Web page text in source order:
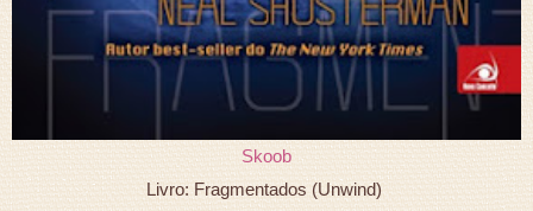
Skoob
Livro: Fragmentados (Unwind)